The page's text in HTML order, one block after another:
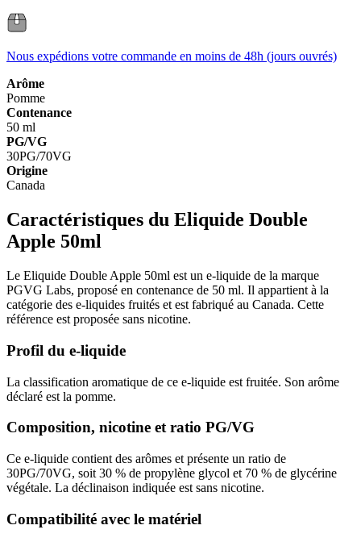
Nous expédions votre commande en moins de 48h (jours ouvrés)
Arôme
Pomme
Contenance
50 ml
PG/VG
30PG/70VG
Origine
Canada
Caractéristiques du Eliquide Double
Apple 50ml
Le Eliquide Double Apple 50ml est un e-liquide de la marque
PGVG Labs, proposé en contenance de 50 ml. Il appartient à la
catégorie des e-liquides fruités et est fabriqué au Canada. Cette
référence est proposée sans nicotine.
Profil du e-liquide
La classification aromatique de ce e-liquide est fruitée. Son arôme
déclaré est la pomme.
Composition, nicotine et ratio PG/VG
Ce e-liquide contient des arômes et présente un ratio de
30PG/70VG, soit 30 % de propylène glycol et 70 % de glycérine
végétale. La déclinaison indiquée est sans nicotine.
Compatibilité avec le matériel